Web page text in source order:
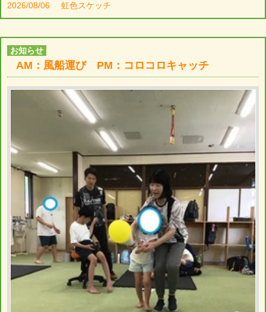
2026/08/06 虹色スケッチ
お知らせ
AM：風船運び PM：コロコロキャッチ